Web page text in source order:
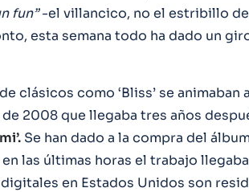
fun”-el villancico, no el estribillo de
esta semana todo ha dado un
clásicos como ‘Bliss’ se animaban
de 2008 que llegaba tres años
Se han dado a la compra del
las últimas horas el trabajo
en Estados Unidos son